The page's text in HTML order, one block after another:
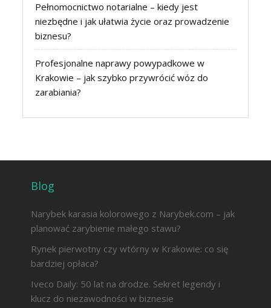
Pełnomocnictwo notarialne – kiedy jest
niezbędne i jak ułatwia życie oraz prowadzenie
biznesu?
Profesjonalne naprawy powypadkowe w
Krakowie – jak szybko przywrócić wóz do
zarabiania?
Blog
Narybek karasia kolorowego z Narybek.com – jak
planować zarybienie małego stawu?
Rynek pierwotny czy wtórny w Krakowie: co się
bardziej opłaca?
Iveco Daily: 50 lat na drodze. Sekret legendy i
klucz do niezawodności w biznesie